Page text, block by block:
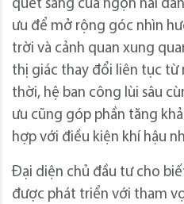
quét sáng của ngọn hải
ưu để mở rộng góc nhìn
trời và cảnh quan xung
thị giác thay đổi liên tục từ
thời, hệ ban công lùi sâu
ưu cũng góp phần tăng
hợp với điều kiện khí hậu
Đại diện chủ đầu tư cho
được phát triển với tham